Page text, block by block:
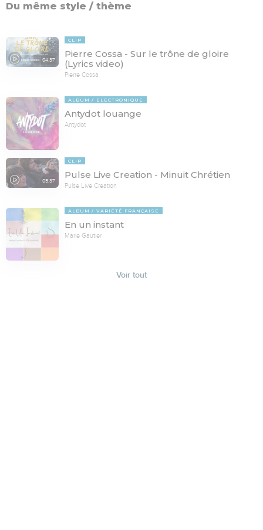
Du même style / thème
04:37
CLIP
Pierre Cossa - Sur le trône de gloire
(Lyrics video)
Pierre Cossa
ALBUM ELECTRONIQUE
Antydot louange
Antydot
05:37
CLIP
Pulse Live Creation - Minuit Chrétien
Pulse Live Creation
ALBUM VARIÉTÉ FRANÇAISE
En un instant
Marie Gautier
Voir tout